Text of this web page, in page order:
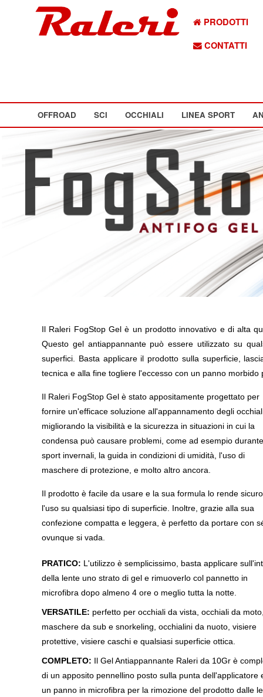
PRODOTTI
CONTATTI
OFFROAD SCI OCCHIALI LINEA SPORT
Il Raleri FogStop Gel è un prodotto innovativo e di alta
Questo gel antiappannante può essere utilizzato su
superfici. Basta applicare il prodotto sulla superficie,
tecnica e alla fine togliere l'eccesso con un panno
Il Raleri FogStop Gel è stato appositamente progettato per
fornire un'efficace soluzione all'appannamento degli
migliorando la visibilità e la sicurezza in situazioni in cui la
condensa può causare problemi, come ad esempio
sport invernali, la guida in condizioni di umidità, l'uso di
maschere di protezione, e molto altro ancora.
Il prodotto è facile da usare e la sua formula lo rende
l'uso su qualsiasi tipo di superficie. Inoltre, grazie alla sua
confezione compatta e leggera, è perfetto da portare con
ovunque si vada.
PRATICO: L'utilizzo è semplicissimo, basta applicare
della lente uno strato di gel e rimuoverlo col pannetto in
microfibra dopo almeno 4 ore o meglio tutta la notte.
VERSATILE: perfetto per occhiali da vista, occhiali da
maschere da sub e snorkeling, occhialini da nuoto, visiere
protettive, visiere caschi e qualsiasi superficie ottica.
COMPLETO: Il Gel Antiappannante Raleri da 10Gr è
di un apposito pennellino posto sulla punta dell'applicatore
un panno in microfibra per la rimozione del prodotto dalle